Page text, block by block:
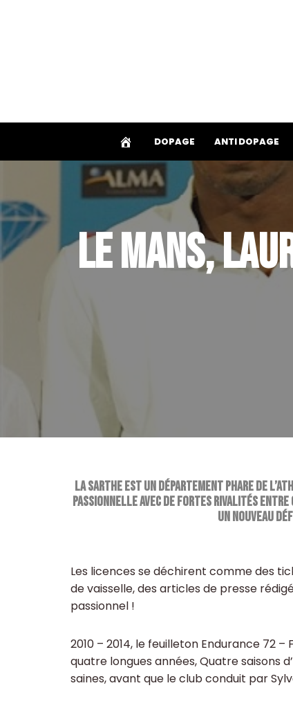
DOPAGE ANTI DOPAGE
LE MANS,
La Sarthe est un département phare de
passionnelle avec de fortes rivalités entre
un nouveau
Les licences se déchirent comme des
de vaisselle, des articles de presse
passionnel !
2010 – 2014, le feuilleton Endurance 72
quatre longues années, Quatre saisons
saines, avant que le club conduit par